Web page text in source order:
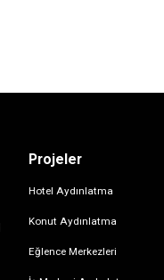
Projeler
Hotel Aydınlatma
Konut Aydınlatma
Eğlence Merkezleri